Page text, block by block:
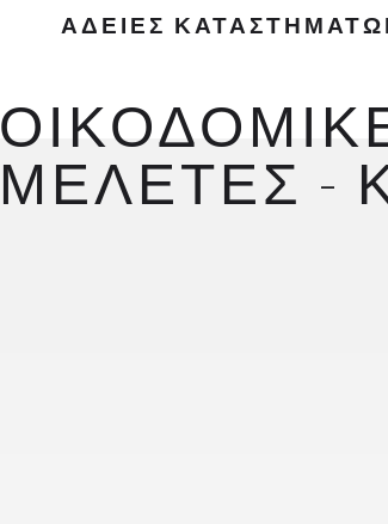
ΑΔΕΙΕΣ
ΜΕΛΕΤΕΣ -